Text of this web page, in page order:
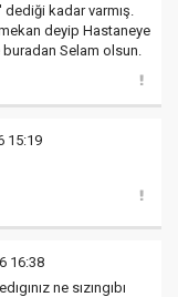
kadar varmış.
deyip Hastaneye
Selam olsun.
15:19
16:38
ne sızıngıbı